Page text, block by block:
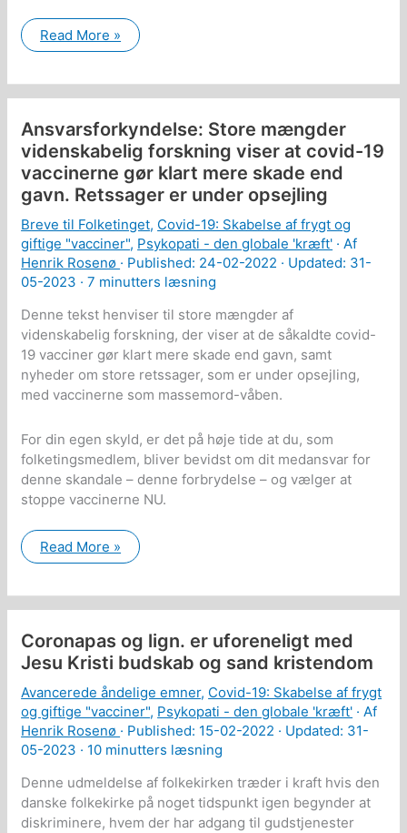
Ansvarsforkyndelse:
Alle
vaccinationer
er
da
det
slet
ikke
er
muligt
give
informeret
samtykke!
Read More »
Ansvarsforkyndelse: Store mængder
videnskabelig forskning viser at covid-19
vaccinerne gør klart mere skade end
gavn. Retssager er under opsejling
Breve til Folketinget, Covid-19: Skabelse af frygt og
giftige "vacciner", Psykopati - den globale 'kræft' · Af
Henrik Rosenø · Published: 24-02-2022 · Updated: 31-
05-2023 ·7 minutters læsning
Denne tekst henviser til store mængder af
videnskabelig forskning, der viser at de såkaldte covid-
19 vacciner gør klart mere skade end gavn, samt
nyheder om store retssager, som er under opsejling,
med vaccinerne som massemord-våben.
For din egen skyld, er det på høje tide at du, som
folketingsmedlem, bliver bevidst om dit medansvar for
denne skandale – denne forbrydelse – og vælger at
stoppe vaccinerne NU.
Ansvarsforkyndelse:
Store
forskning
viser
covid-
19
vaccinerne
klart
mere
skade
end
gavn.
er
under
opsejling
Read More »
Coronapas og lign. er uforeneligt med
Jesu Kristi budskab og sand kristendom
Avancerede åndelige emner, Covid-19: Skabelse af frygt
og giftige "vacciner", Psykopati - den globale 'kræft' · Af
Henrik Rosenø · Published: 15-02-2022 · Updated: 31-
05-2023 · 10 minutters læsning
Denne udmeldelse af folkekirken træder i kraft hvis den
danske folkekirke på noget tidspunkt igen begynder at
diskriminere, hvem der har adgang til gudstjenester